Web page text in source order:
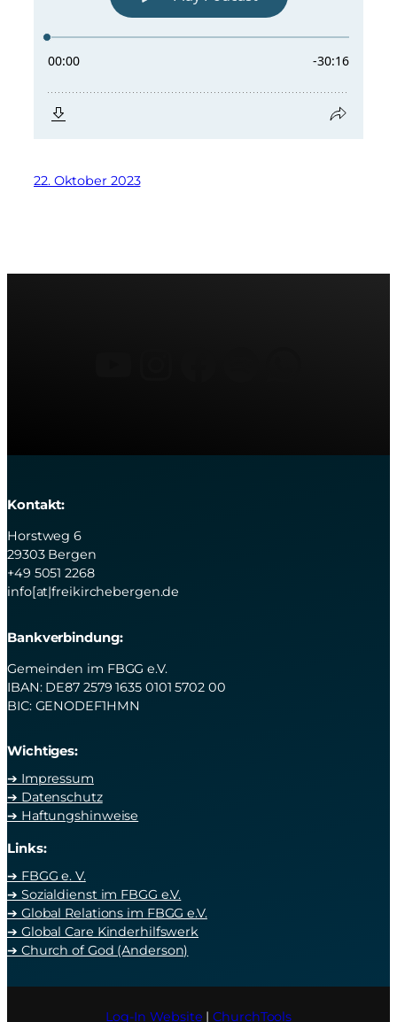
22. Oktober 2023
Kontakt:
Horstweg 6
29303 Bergen
+49 5051 2268
info[at|freikirchebergen.de
Bankverbindung:
Gemeinden im FBGG e.V.
IBAN: DE87 2579 1635 0101 5702 00
BIC: GENODEF1HMN
Wichtiges:
➔ Impressum
➔ Datenschutz
➔ Haftungshinweise
Links:
➔ FBGG e. V.
➔ Sozialdienst im FBGG e.V.
➔ Global Relations im FBGG e.V.
➔ Global Care Kinderhilfswerk
➔ Church of God (Anderson)
Log-In Website |ChurchTools